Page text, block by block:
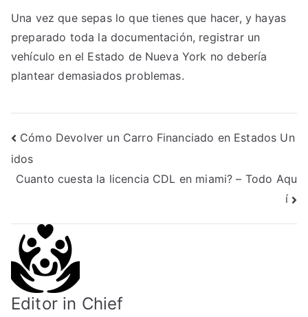
Una vez que sepas lo que tienes que hacer, y hayas
preparado toda la documentación, registrar un
vehículo en el Estado de Nueva York no debería
plantear demasiados problemas.
Post
navigation
Cómo Devolver un Carro Financiado en Estados Un
idos
Cuanto cuesta la licencia CDL en miami? – Todo Aqu
í
Editor in Chief